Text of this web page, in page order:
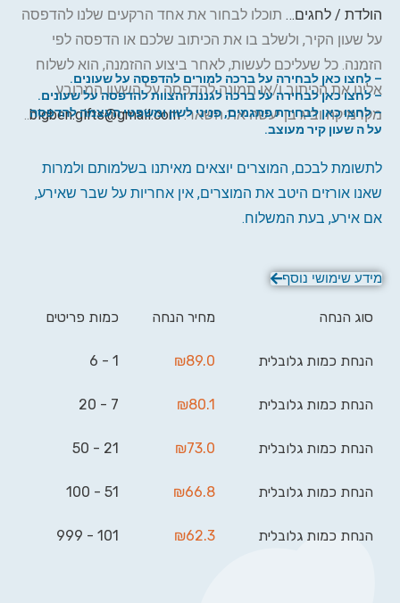
הולדת / לחגים… תוכלו לבחור את אחד הרקעים שלנו להדפסה
על שעון הקיר, ולשלב בו את הכיתוב שלכם או הדפסה לפי
הזמנה. כל שעליכם לעשות, לאחר ביצוע ההזמנה, הוא לשלוח
אלינו את הכיתוב ו/או תמונה להדפסה על השעון המרובע
מקרמיקה וביג בן יעשה את השאר:bigben.gifts@gmail.com
..
– לחצו כאן לבחירה על ברכה למורים להדפסה על שעונים.
– לחצו כאן לבחירה על ברכה לגננת והצוות להדפסה על שעונים.
–לחצו כאן לבחירת פתגמים, פניני לשון ומשפטי העצמה להדפסה
על ה שעון קיר מעוצב.
לתשומת לבכם, המוצרים יוצאים מאיתנו בשלמותם ולמרות
שאנו אורזים היטב את המוצרים, אין אחריות על שבר שאירע,
אם אירע, בעת המשלוח.
מידע שימושי נוסף
סוג הנחה מחיר הנחה כמות פריטים
הנחת כמות גלובלית ₪89.0
1 - 6
הנחת כמות גלובלית ₪80.1
7 - 20
הנחת כמות גלובלית ₪73.0
21 - 50
הנחת כמות גלובלית ₪66.8
51 - 100
הנחת כמות גלובלית ₪62.3
101 - 999